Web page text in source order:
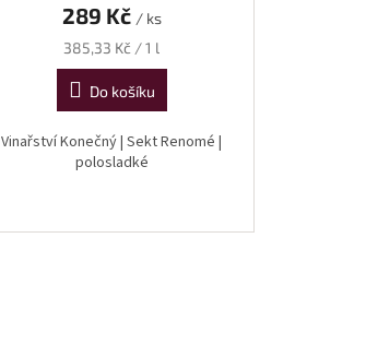
289 Kč / ks
Měrná
cena:
385,33 Kč / 1 l
Do košíku
Vinařství Konečný | Sekt Renomé |
polosladké